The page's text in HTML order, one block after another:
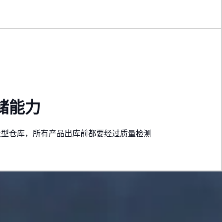
能力
仓库，所有产品出库前都要经过质量检测